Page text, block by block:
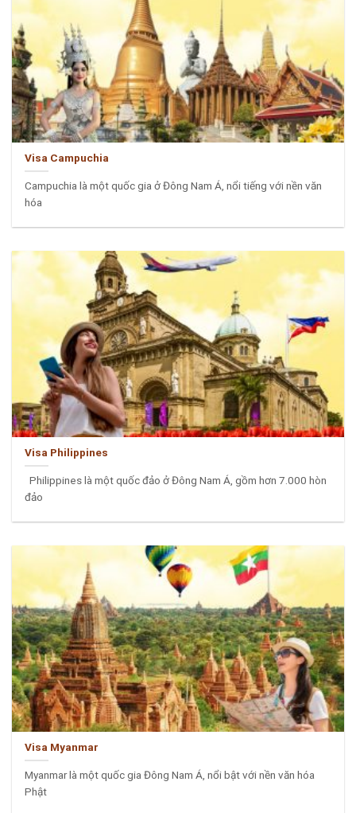
Visa Campuchia
Campuchia là một quốc gia ở Đông Nam Á, nổi tiếng với nền văn
hóa
Visa Philippines
Philippines là một quốc đảo ở Đông Nam Á, gồm hơn 7.000 hòn
đảo
Visa Myanmar
Myanmar là một quốc gia Đông Nam Á, nổi bật với nền văn hóa
Phật